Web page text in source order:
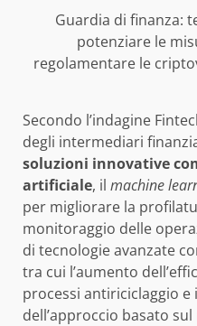
Guardia di finanza:
potenziare le
regolamentare le
Secondo l’indagine
degli intermediari
soluzioni innovative
artificiale, il machine
per migliorare la
monitoraggio delle
di tecnologie avanzate
tra cui l’aumento
processi antiriciclaggio
dell’approccio basato